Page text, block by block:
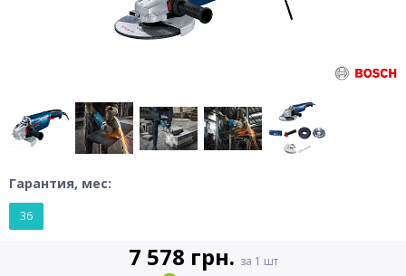
Гарантия, мес:
36
7 578 грн. за 1 шт